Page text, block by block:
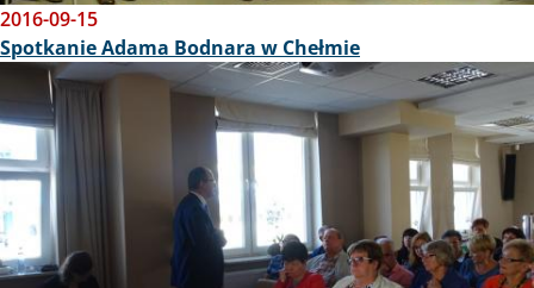
2016-09-15
Spotkanie Adama Bodnara w Chełmie
Obraz